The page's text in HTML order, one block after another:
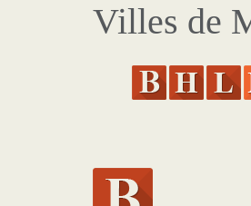
Villes de